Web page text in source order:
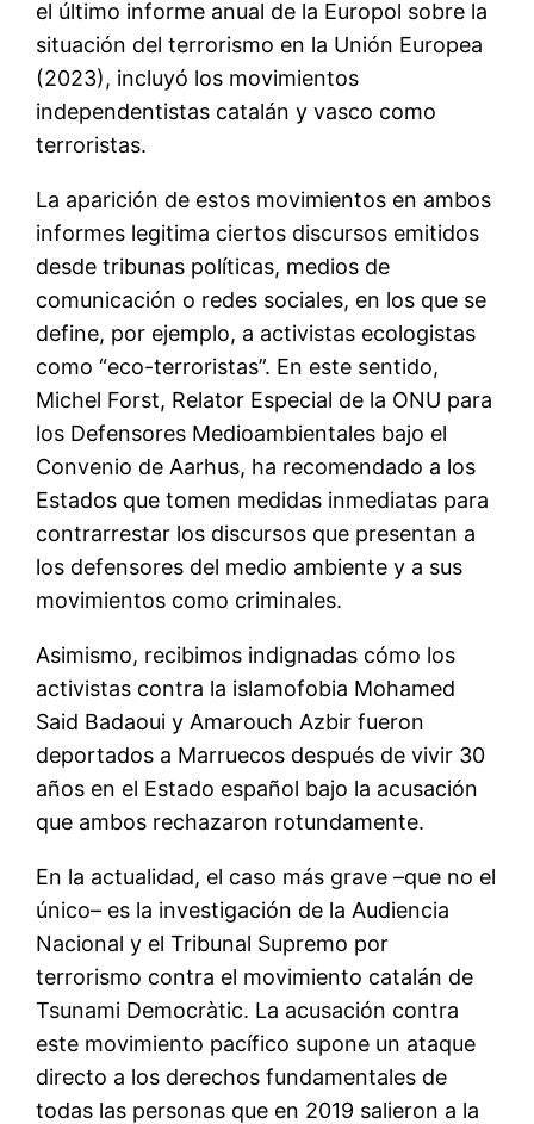
el último informe anual de la Europol sobre la
situación del terrorismo en la Unión Europea
(2023), incluyó los movimientos
independentistas catalán y vasco como
terroristas.
La aparición de estos movimientos en ambos
informes legitima ciertos discursos emitidos
desde tribunas políticas, medios de
comunicación o redes sociales, en los que se
define, por ejemplo, a activistas ecologistas
como “eco-terroristas”. En este sentido,
Michel Forst, Relator Especial de la ONU para
los Defensores Medioambientales bajo el
Convenio de Aarhus, ha recomendado a los
Estados que tomen medidas inmediatas para
contrarrestar los discursos que presentan a
los defensores del medio ambiente y a sus
movimientos como criminales.
Asimismo, recibimos indignadas cómo los
activistas contra la islamofobia Mohamed
Said Badaoui y Amarouch Azbir fueron
deportados a Marruecos después de vivir 30
años en el Estado español bajo la acusación
que ambos rechazaron rotundamente.
En la actualidad, el caso más grave –que no el
único– es la investigación de la Audiencia
Nacional y el Tribunal Supremo por
terrorismo contra el movimiento catalán de
Tsunami Democràtic. La acusación contra
este movimiento pacífico supone un ataque
directo a los derechos fundamentales de
todas las personas que en 2019 salieron a la